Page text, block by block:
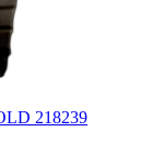
218239